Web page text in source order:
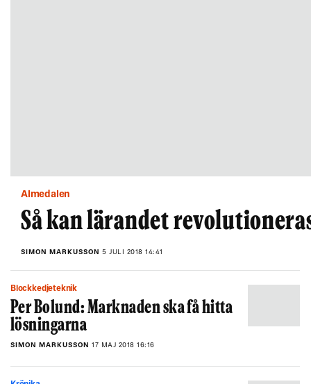
Almedalen
Så kan lärandet
SIMON MARKUSSON 5 JULI 2018 14:41
Blockkedjeteknik
Per Bolund: Marknaden ska få hitta
lösningarna
SIMON MARKUSSON 17 MAJ 2018 16:16